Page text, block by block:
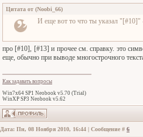
Цитата от (Noobi_66)
И еще вот то что ты указал "[#10]"
про [#10], [#13] и прочее см. справку. это
еще, обычно при выводе многострочного
Как задавать вопросы
Win7x64 SP1 Neobook v5.70 (Trial)
WinXP SP3 Neobook v5.62
Дата: Пн, 08 Ноября 2010, 16:44 | Сообщение # 6